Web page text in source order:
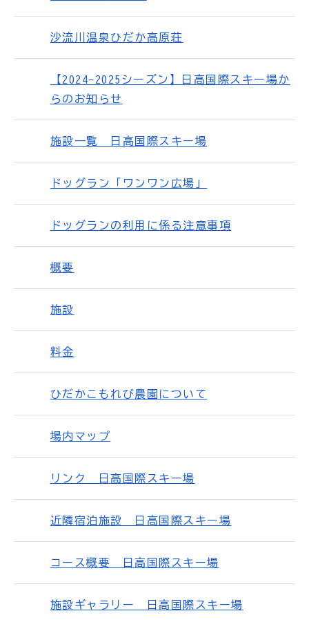
沙流川温泉ひだか高原荘
【2024-2025シーズン】日高国際スキー場か
らのお知らせ
施設一覧 日高国際スキー場
ドッグラン「ワンワン広場」
ドッグランの利用に係る注意事項
概要
施設
料金
ひだかこもれび農園について
場内マップ
リンク 日高国際スキー場
近隣宿泊施設 日高国際スキー場
コース概要 日高国際スキー場
施設ギャラリー 日高国際スキー場